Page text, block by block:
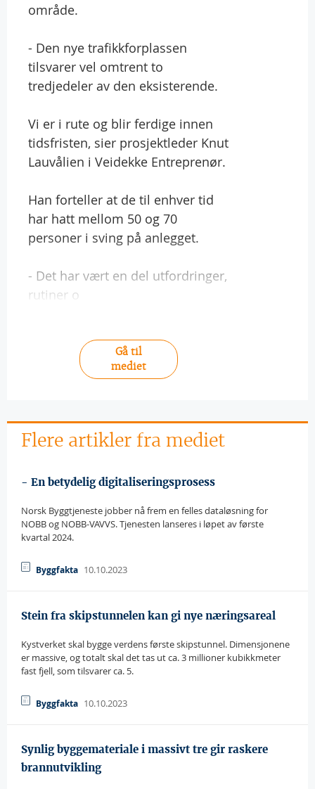
område.
- Den nye trafikkforplassen
tilsvarer vel omtrent to
tredjedeler av den eksisterende.
Vi er i rute og blir ferdige innen
tidsfristen, sier prosjektleder Knut
Lauvålien i Veidekke Entreprenør.
Han forteller at de til enhver tid
har hatt mellom 50 og 70
personer i sving på anlegget.
- Det har vært en del utfordringer,
rutiner o
Gå til
mediet
Flere artikler fra mediet
- En betydelig digitaliseringsprosess
Norsk Byggtjeneste jobber nå frem en felles dataløsning for
NOBB og NOBB-VAVVS. Tjenesten lanseres i løpet av første
kvartal 2024.
Byggfakta 10.10.2023
Stein fra skipstunnelen kan gi nye næringsareal
Kystverket skal bygge verdens første skipstunnel. Dimensjonene
er massive, og totalt skal det tas ut ca. 3 millioner kubikkmeter
fast fjell, som tilsvarer ca. 5.
Byggfakta 10.10.2023
Synlig byggemateriale i massivt tre gir raskere
brannutvikling